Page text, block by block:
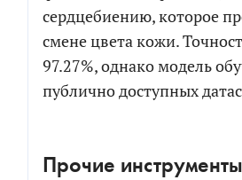
сердцебиению, которое
смене цвета кожи.
97.27%, однако модель
публично доступных
Прочие